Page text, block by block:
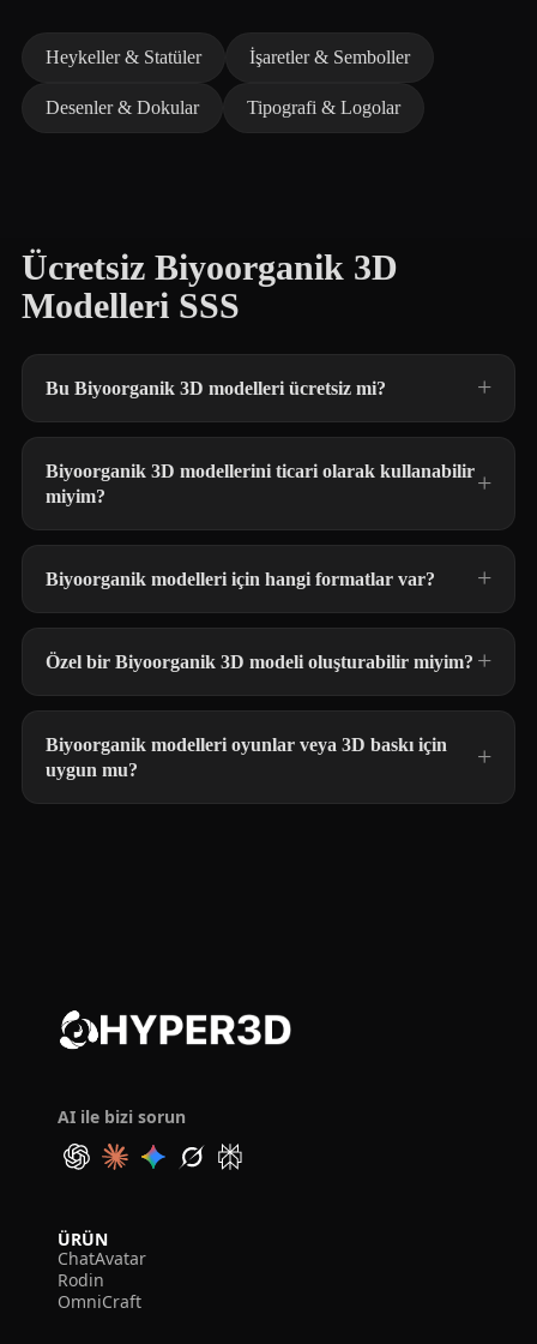
Heykeller & Statüler İşaretler & Semboller
Desenler & Dokular Tipografi & Logolar
Ücretsiz Biyoorganik 3D
Modelleri SSS
Bu Biyoorganik 3D modelleri ücretsiz mi?
Biyoorganik 3D modellerini ticari olarak kullanabilir
miyim?
Biyoorganik modelleri için hangi formatlar var?
Özel bir Biyoorganik 3D modeli oluşturabilir miyim?
Biyoorganik modelleri oyunlar veya 3D baskı için
uygun mu?
AI ile bizi sorun
ÜRÜN
ChatAvatar
Rodin
OmniCraft